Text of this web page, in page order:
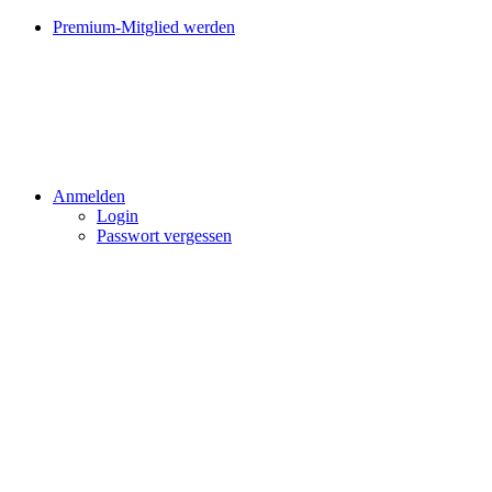
Premium-Mitglied werden
Anmelden
Login
Passwort vergessen